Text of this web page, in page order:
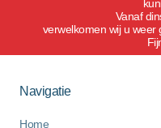
Vanaf
verwelkomen wij u weer
Navigatie
Home